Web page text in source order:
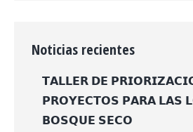
Noticias recientes
𝗧𝗔𝗟𝗟𝗘𝗥 𝗗𝗘
𝗣𝗥𝗢𝗬𝗘𝗖𝗧𝗢𝗦 𝗣𝗔𝗥𝗔 𝗟𝗔𝗦
𝗕𝗢𝗦𝗤𝗨𝗘 𝗦𝗘𝗖𝗢